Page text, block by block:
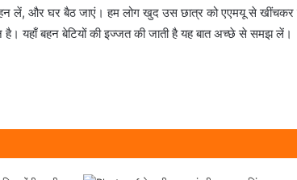
पहन लें, और घर बैठ जाएं। हम लोग खुद उस छात्र को एएमयू से
है। यहाँ बहन बेटियों की इज्जत की जाती है यह बात अच्छे से समझ लें।